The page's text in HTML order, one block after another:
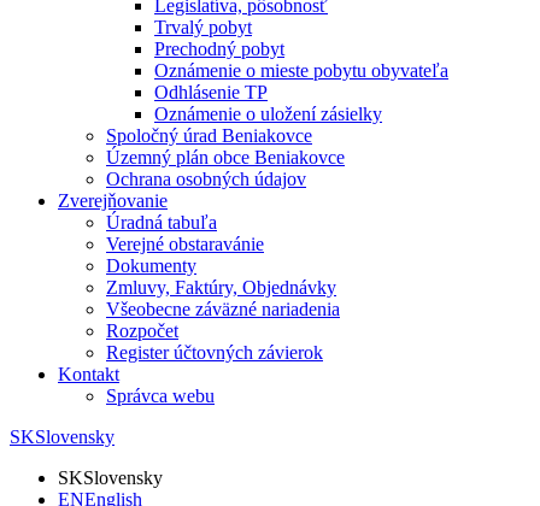
Legislatíva, pôsobnosť
Trvalý pobyt
Prechodný pobyt
Oznámenie o mieste pobytu obyvateľa
Odhlásenie TP
Oznámenie o uložení zásielky
Spoločný úrad Beniakovce
Územný plán obce Beniakovce
Ochrana osobných údajov
Zverejňovanie
Úradná tabuľa
Verejné obstaravánie
Dokumenty
Zmluvy, Faktúry, Objednávky
Všeobecne záväzné nariadenia
Rozpočet
Register účtovných závierok
Kontakt
Správca webu
SKSlovensky
SKSlovensky
ENEnglish